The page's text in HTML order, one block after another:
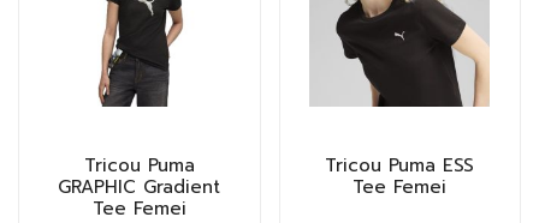
Tricou Puma
GRAPHIC Gradient
Tee Femei
Tricou Puma ESS
Tee Femei